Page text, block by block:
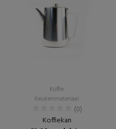
Koffie
Keukenmateriaal
(0)
Koffiekan